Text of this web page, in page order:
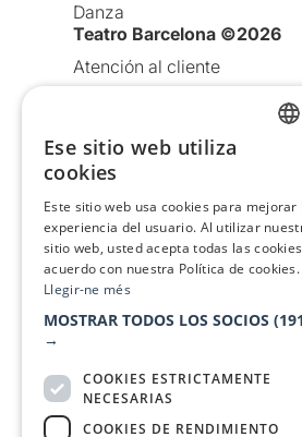
Danza
Teatro Barcelona ©2026
Atención al cliente
Política de Cookies
Condiciones de uso
Comunicaciones
Anuncia’t
Quiero recibir la
Ese sitio web utiliza
cookies
Este sitio web usa cookies para mejorar
experiencia del usuario. Al utilizar
sitio web, usted acepta todas las
acuerdo con nuestra Política de cookies.
Llegir-ne més
MOSTRAR TODOS LOS SOCIOS
→
COOKIES ESTRICTAMENTE
NECESARIAS
COOKIES DE RENDIMIENTO